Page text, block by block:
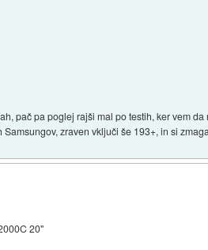
pač pa poglej rajši mal po testih, ker vem
zraven vključi še 193+, in si
20"